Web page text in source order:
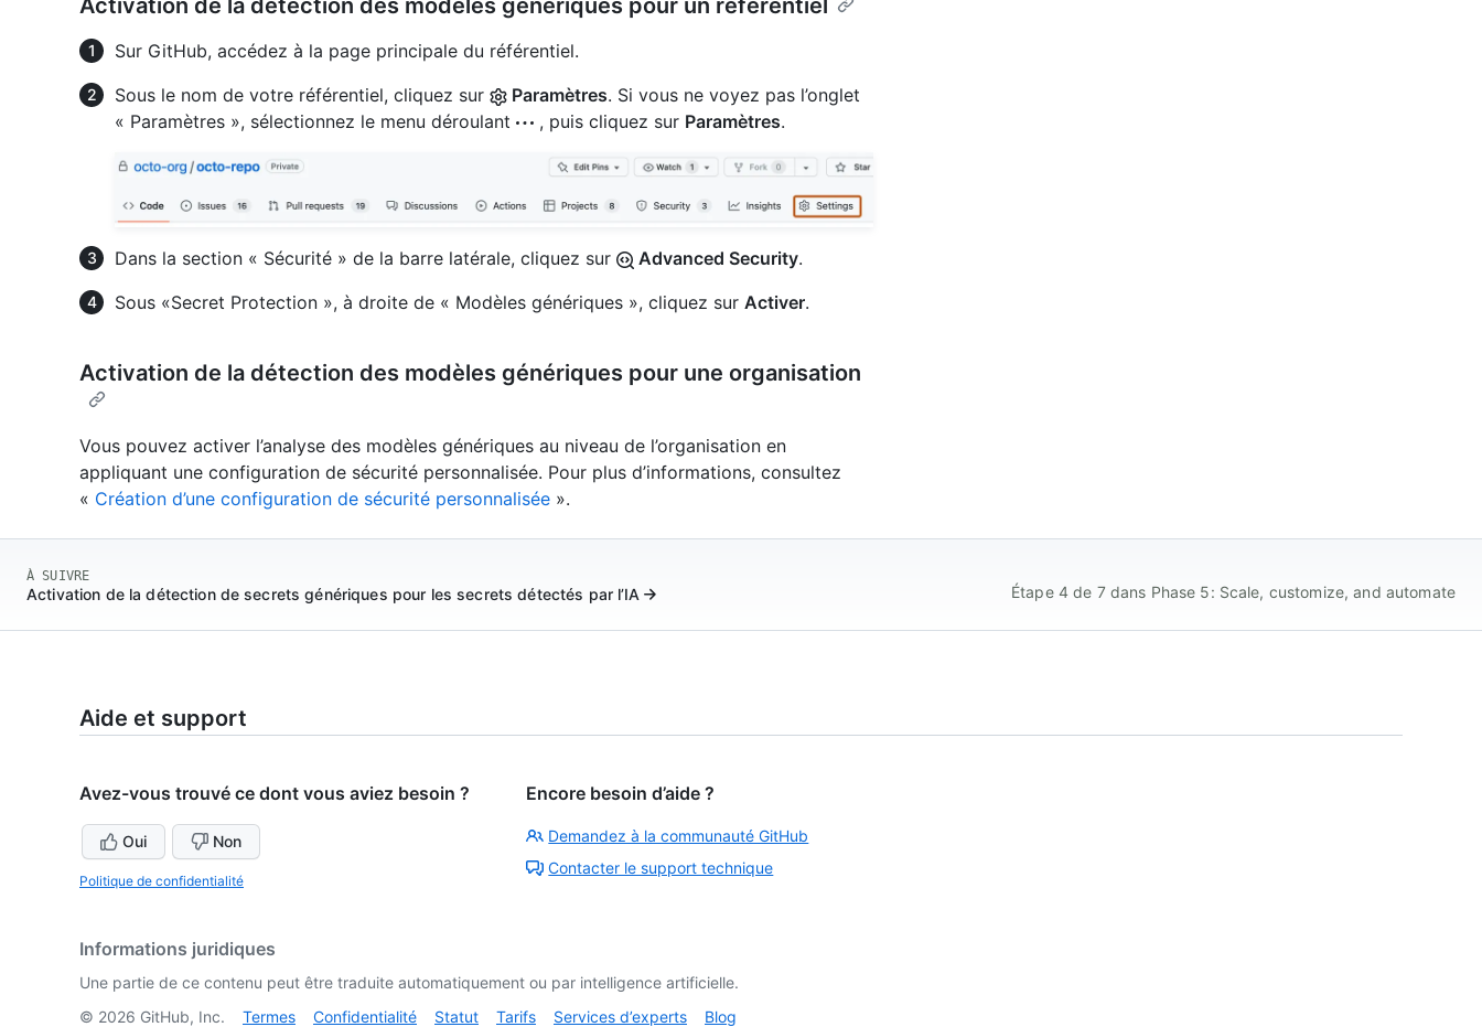
Activation de la détection des modèles génériques pour un référentiel
Sur GitHub, accédez à la page principale du référentiel.
Sous le nom de votre référentiel, cliquez sur
Paramètres. Si vous ne voyez pas l’onglet
« Paramètres », sélectionnez le menu déroulant
, puis cliquez sur Paramètres.
Dans la section « Sécurité » de la barre latérale, cliquez sur Advanced Security.
Sous «Secret Protection », à droite de « Modèles génériques », cliquez sur Activer.
Activation de la détection des modèles génériques pour une organisation
Vous pouvez activer l’analyse des modèles génériques au niveau de l’organisation en
appliquant une configuration de sécurité personnalisée. Pour plus d’informations, consultez
« Création d’une configuration de sécurité personnalisée ».
À SUIVRE
Activation de la détection de secrets génériques pour les secrets détectés par l’IA Étape 4 de 7 dans Phase 5: Scale, customize, and automate
Aide et support
Avez-vous trouvé ce dont vous aviez besoin ?
Oui Non
Politique de confidentialité
Encore besoin d’aide ?
Demandez à la communauté GitHub
Contacter le support technique
Informations juridiques
Une partie de ce contenu peut être traduite automatiquement ou par intelligence artificielle.
© 2026 GitHub, Inc. Termes Confidentialité Statut Tarifs Services d’experts Blog